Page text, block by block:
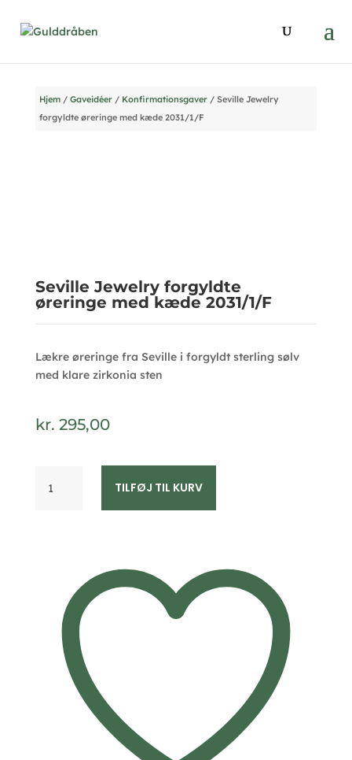
Hjem/ Gaveidéer/ Konfirmationsgaver/ Seville Jewelry
forgyldte øreringe med kæde 2031/1/F
Seville Jewelry forgyldte
øreringe med kæde 2031/1/F
Lækre øreringe fra Seville i forgyldt sterling sølv
med klare zirkonia sten
kr. 295,00
Jewelry
2031/1/F
TILFØJ TIL KURV